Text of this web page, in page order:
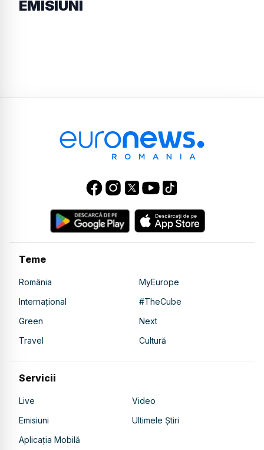
EMISIUNI
Teme
România
MyEurope
Internațional
#TheCube
Green
Next
Travel
Cultură
Servicii
Live
Video
Emisiuni
Ultimele Știri
Aplicația Mobilă